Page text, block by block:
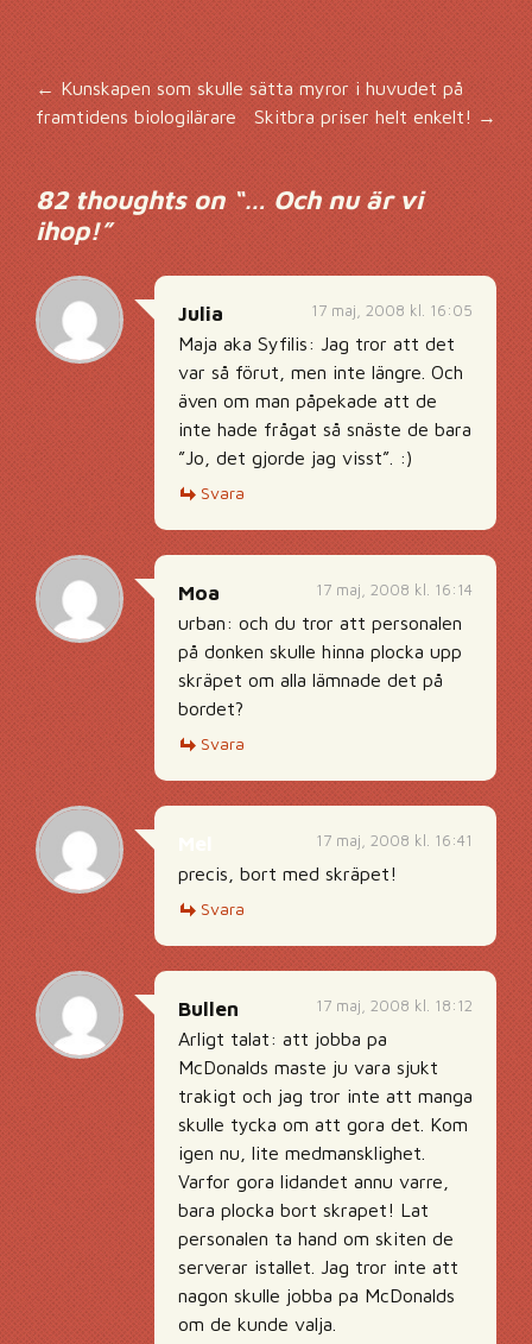
Inläggsnavigering
←Kunskapen som skulle sätta myror i huvudet på
framtidens biologilärare
Skitbra priser helt enkelt! →
82 thoughts on “… Och nu är vi
ihop!”
17 maj, 2008 kl. 16:05
Julia
Maja aka Syfilis: Jag tror att det
var så förut, men inte längre. Och
även om man påpekade att de
inte hade frågat så snäste de bara
”Jo, det gjorde jag visst”. :)
Svara
17 maj, 2008 kl. 16:14
Moa
urban: och du tror att personalen
på donken skulle hinna plocka upp
skräpet om alla lämnade det på
bordet?
Svara
17 maj, 2008 kl. 16:41
precis, bort med skräpet!
Svara
17 maj, 2008 kl. 18:12
Bullen
Arligt talat: att jobba pa
McDonalds maste ju vara sjukt
trakigt och jag tror inte att manga
skulle tycka om att gora det. Kom
igen nu, lite medmansklighet.
Varfor gora lidandet annu varre,
bara plocka bort skrapet! Lat
personalen ta hand om skiten de
serverar istallet. Jag tror inte att
nagon skulle jobba pa McDonalds
om de kunde valja.